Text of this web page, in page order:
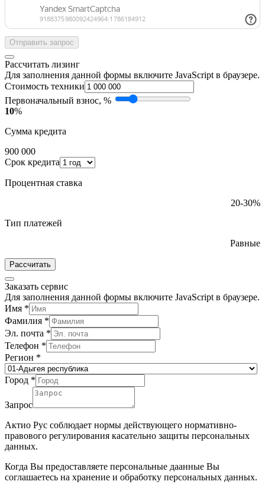
Отправить запрос
Рассчитать лизинг
Для заполнения данной формы включите JavaScript в браузере.
Стоимость техники
Первоначальный взнос, %
10%
Сумма кредита
900 000
Срок кредита
Процентная ставка
20-30%
Тип платежей
Равные
Рассчитать
Заказать сервис
Для заполнения данной формы включите JavaScript в браузере.
Имя *
Фамилия *
Эл. почта *
Телефон *
Регион *
Город *
Запрос
Актио Рус соблюдает нормы действующего нормативно-
правового регулирования касательно защиты персональных
данных.
Когда Вы предоставляете персональные даанные Вы
соглашаетесь на хранение и обработку персональных данных.